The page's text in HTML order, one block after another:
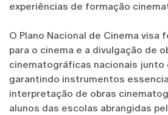
experiências de formação
O Plano Nacional de Cinema visa
para o cinema e a divulgação de
cinematográficas nacionais junto
garantindo instrumentos
interpretação de obras
alunos das escolas abrangidas